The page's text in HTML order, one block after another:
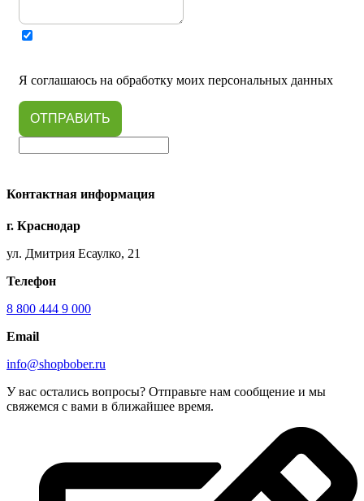
Я соглашаюсь на обработку моих персональных данных
ОТПРАВИТЬ
Контактная информация
г. Краснодар
ул. Дмитрия Есаулко, 21
Телефон
8 800 444 9 000
Email
info@shopbober.ru
У вас остались вопросы? Отправьте нам сообщение и мы
свяжемся с вами в ближайшее время.